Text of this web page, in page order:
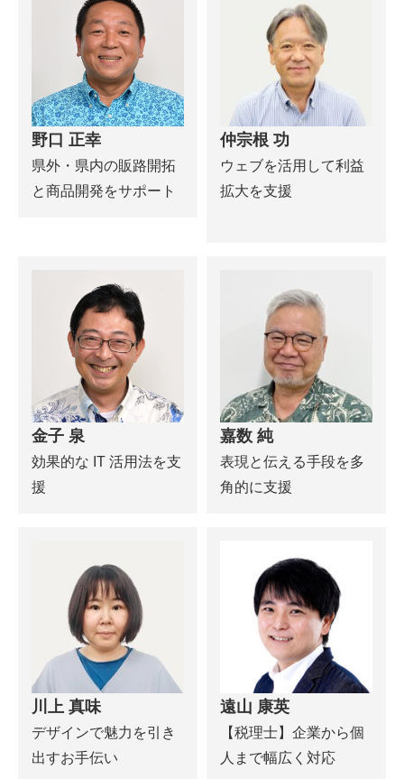
野口 正幸
県外・県内の販路開拓
と商品開発をサポート
仲宗根 功
ウェブを活用して利益
拡大を支援
金子 泉
効果的な IT 活用法を支
援
嘉数 純
表現と伝える手段を多
角的に支援
川上 真味
デザインで魅力を引き
出すお手伝い
遠山 康英
【税理士】企業から個
人まで幅広く対応